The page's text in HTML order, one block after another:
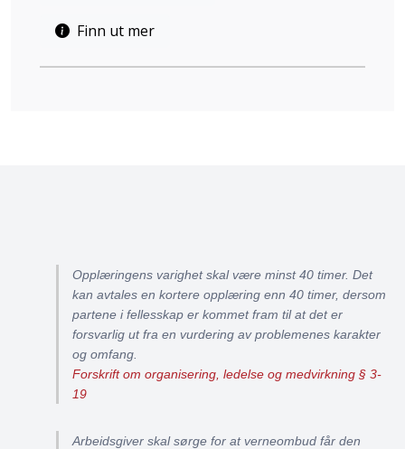
Finn ut mer
Opplæringens varighet skal være minst 40 timer. Det
kan avtales en kortere opplæring enn 40 timer, dersom
partene i fellesskap er kommet fram til at det er
forsvarlig ut fra en vurdering av problemenes karakter
og omfang.
Forskrift om organisering, ledelse og medvirkning § 3-
19
Arbeidsgiver skal sørge for at verneombud får den